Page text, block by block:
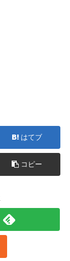
はてブ
コピー